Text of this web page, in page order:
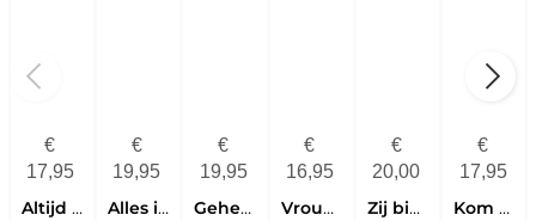
€
17,95
Altijd bij je
€
19,95
Alles is genade
€
19,95
Geheiligd leven
€
16,95
Vrouwen van de veertigdagentijd
€
20,00
Zij bidt voor hem
€
17,95
Kom tot rust